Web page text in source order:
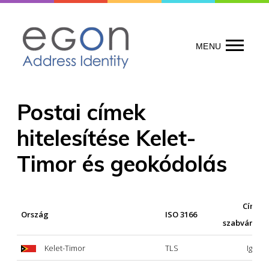
content
MENU
Postai címek
hitelesítése Kelet-
Timor és geokódolás
Ország ISO 3166
Címek
Kelet-Timor TLS Igen